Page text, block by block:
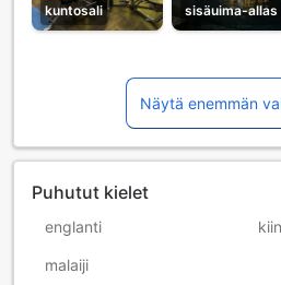
kuntosali sisäuima-allas
Näytä enemmän
Puhutut kielet
englanti
malaiji